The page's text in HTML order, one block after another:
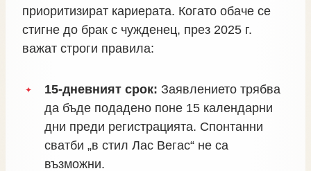
приоритизират кариерата. Когато обаче се
стигне до брак с чужденец, през 2025 г.
важат строги правила:
15-дневният срок: Заявлението трябва
да бъде подадено поне 15 календарни
дни преди регистрацията. Спонтанни
сватби „в стил Лас Вегас“ не са
възможни.